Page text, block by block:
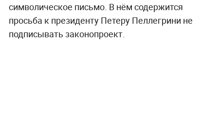
символическое письмо. В нём содержится
просьба к президенту Петеру Пеллегрини не
подписывать законопроект.